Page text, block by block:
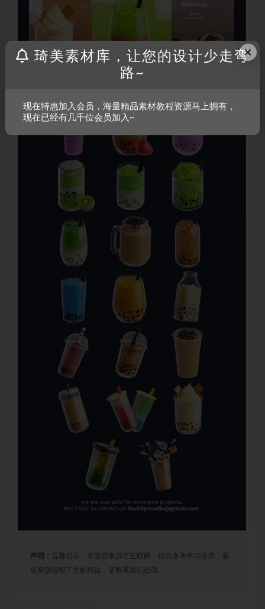
声明： 温馨提示：本资源来源于互联网，仅供参考学习使用，若
该资源侵犯了您的权益，请联系我们处理。
×
琦美素材库，让您的设计少走弯
路~
现在特惠加入会员，海量精品素材教程资源马上拥有，
现在已经有几千位会员加入~